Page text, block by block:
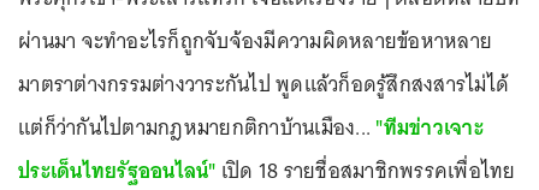
ผ่านมา จะทำอะไรก็ถูกจับจ้องมีความผิดหลายข้อหาหลาย
มาตราต่างกรรมต่างวาระกันไป พูดแล้วก็อดรู้สึกสงสารไม่ได้
แต่ก็ว่ากันไปตามกฎหมายกติกาบ้านเมือง... "ทีมข่าวเจาะ
ประเด็นไทยรัฐออนไลน์" เปิด 18 รายชื่อสมาชิกพรรคเพื่อไทย